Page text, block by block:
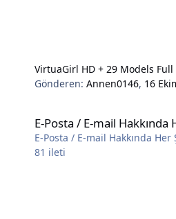
VirtuaGirl HD + 29 Models Full
Gönderen:Annen0146, 16
E-Posta / E-mail Hakkında
E-Posta / E-mail Hakkında Her
81 ileti